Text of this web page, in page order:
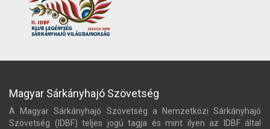
Magyar Sárkányhajó Szövetség
A Magyar Sárkányhajó Szövetség a Nemzetközi Sárkányhajó
Szövetség (IDBF) teljes jogú tagja és mint ilyen az IDBF által